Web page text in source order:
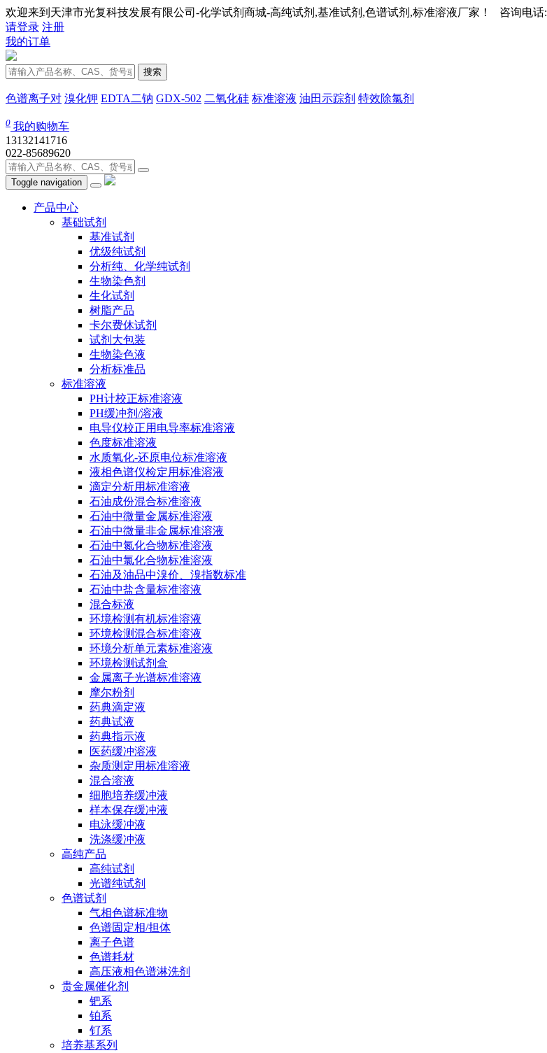
欢迎来到天津市光复科技发展有限公司-化学试剂商城-高纯试剂,基准试剂,色谱试剂,标准溶液厂家！ 咨询电话:
请登录 注册
我的订单
搜索
色谱离子对 溴化钾 EDTA二钠 GDX-502 二氧化硅 标准溶液 油田示踪剂 特效除氯剂
0 我的购物车
13132141716
022-85689620
Toggle navigation
产品中心
基础试剂
基准试剂
优级纯试剂
分析纯、化学纯试剂
生物染色剂
生化试剂
树脂产品
卡尔费休试剂
试剂大包装
生物染色液
分析标准品
标准溶液
PH计校正标准溶液
PH缓冲剂/溶液
电导仪校正用电导率标准溶液
色度标准溶液
水质氧化-还原电位标准溶液
液相色谱仪检定用标准溶液
滴定分析用标准溶液
石油成份混合标准溶液
石油中微量金属标准溶液
石油中微量非金属标准溶液
石油中氮化合物标准溶液
石油中氯化合物标准溶液
石油及油品中溴价、溴指数标准
石油中盐含量标准溶液
混合标液
环境检测有机标准溶液
环境检测混合标准溶液
环境分析单元素标准溶液
环境检测试剂盒
金属离子光谱标准溶液
摩尔粉剂
药典滴定液
药典试液
药典指示液
医药缓冲溶液
杂质测定用标准溶液
混合溶液
细胞培养缓冲液
样本保存缓冲液
电泳缓冲液
洗涤缓冲液
高纯产品
高纯试剂
光谱纯试剂
色谱试剂
气相色谱标准物
色谱固定相/担体
离子色谱
色谱耗材
高压液相色谱淋洗剂
贵金属催化剂
钯系
铂系
钌系
培养基系列